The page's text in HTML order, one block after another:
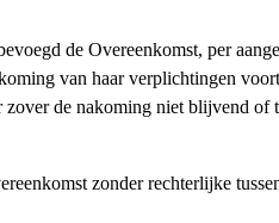
de Overeenkomst, per
van haar verplichtingen
de nakoming niet blijvend
zonder rechterlijke